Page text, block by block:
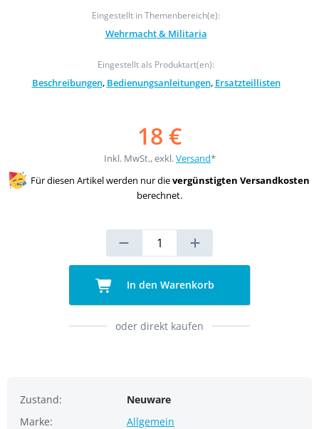
Eingestellt in Themenbereich(e):
Wehrmacht & Militaria
Eingestellt als Produktart(en):
Beschreibungen, Bedienungsanleitungen, Ersatzteillisten
18 €
Inkl. MwSt., exkl.Versand*
Für diesen Artikel werden nur dievergünstigten Versandkosten
berechnet.
In den Warenkorb
oder direkt kaufen
Zustand:
Neuware
Marke:
Allgemein